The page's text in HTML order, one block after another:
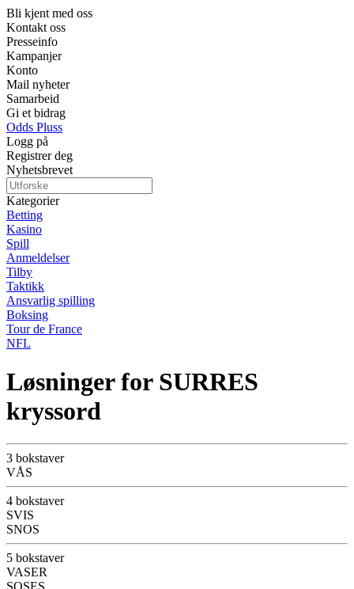
Bli kjent med oss
Kontakt oss
Presseinfo
Kampanjer
Konto
Mail nyheter
Samarbeid
Gi et bidrag
Odds Pluss
Logg på
Registrer deg
Nyhetsbrevet
Kategorier
Betting
Kasino
Spill
Anmeldelser
Tilby
Taktikk
Ansvarlig spilling
Boksing
Tour de France
NFL
Løsninger for SURRES
kryssord
3 bokstaver
VÅS
4 bokstaver
SVIS
SNOS
5 bokstaver
VASER
SOSES